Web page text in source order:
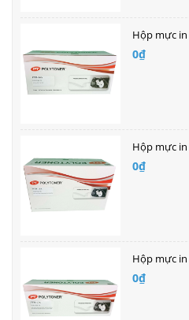
Hộp mực in
0₫
Hộp mực in
0₫
Hộp mực in
0₫